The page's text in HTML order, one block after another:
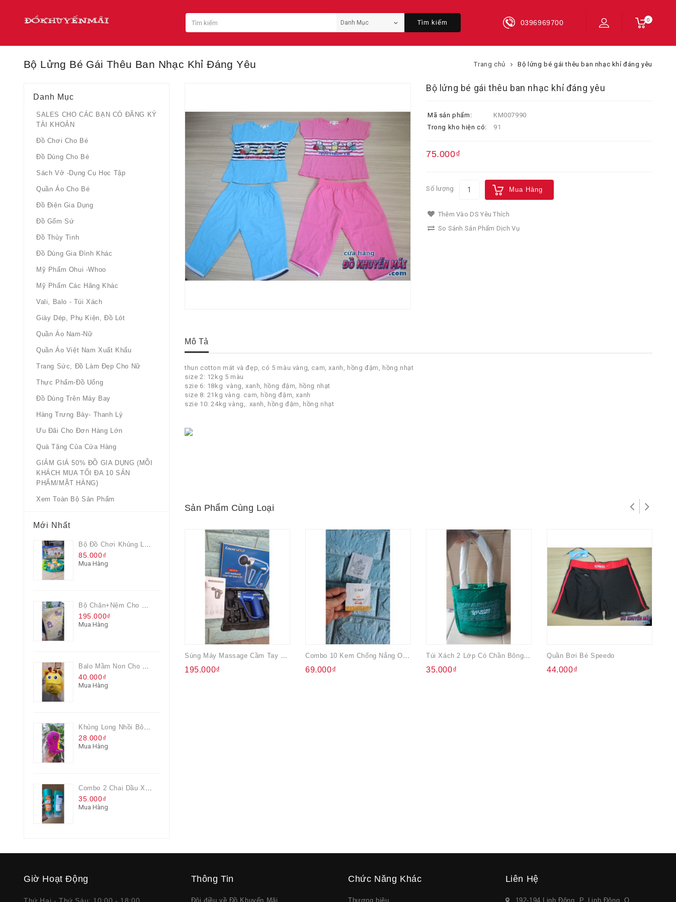
0
0396969700
Tìm kiếm
Bộ Lửng Bé Gái Thêu Ban Nhạc Khỉ Đáng Yêu Trang chủ Bộ lửng bé gái thêu ban nhạc khỉ đáng yêu
Danh Mục
SALES CHO CÁC BẠN CÓ ĐĂNG KÝ
TÀI KHOẢN
Đồ Chơi Cho Bé
Đồ Dùng Cho Bé
Sách Vở -dụng Cụ Học Tập
Quần Áo Cho Bé
Đồ Điện Gia Dụng
Đồ Gốm Sứ
Đồ Thủy Tinh
Đồ Dùng Gia Đình Khác
Mỹ Phẩm Ohui -whoo
Mỹ Phẩm Các Hãng Khác
Vali, Balo - Túi Xách
Giày Dép, Phụ Kiện, Đồ Lót
Quần Áo Nam-Nữ
Quần Áo Việt Nam Xuất Khẩu
Trang Sức, Đồ Làm Đẹp Cho Nữ
Thực Phẩm-Đồ Uống
Đồ Dùng Trên Máy Bay
Hàng Trưng Bày- Thanh Lý
Ưu Đãi Cho Đơn Hàng Lớn
Quà Tặng Của Cửa Hàng
GIẢM GIÁ 50% ĐỒ GIA DỤNG (MỖI
KHÁCH MUA TỐI ĐA 10 SẢN
PHẨM/MẶT HÀNG)
Xem Toàn Bộ Sản Phẩm
Mới Nhất
Bộ Đồ Chơi Khủng Long Đại Chiến
85.000₫
Mua Hàng
Bộ Chăn+nệm Cho Bé Everon Quà Từ Pediasure
195.000₫
Mua Hàng
Balo Mầm Non Cho Bé Grow Màu Vàng
40.000₫
Mua Hàng
Khủng Long Nhồi Bông Cho Bé Chơi Màu Tím
28.000₫
Mua Hàng
Combo 2 Chai Dầu Xả Rejoice 3IN1 Siêu Mềm Mượt Chai 60ML
35.000₫
Mua Hàng
Bộ lửng bé gái thêu ban nhạc khỉ đáng yêu
Mã sản phẩm:
KM007990
Trong kho hiện có:
91
75.000₫
Số lượng Mua Hàng
Thêm Vào DS Yêu Thích
So Sánh Sản Phẩm Dịch Vụ
Mô Tả
thun cotton mát và đẹp, có 5 màu vàng, cam, xanh, hồng đậm, hồng nhạt
size 2: 12kg 5 màu
szie 6: 18kg vàng, xanh, hồng đậm, hồng nhạt
size 8: 21kg vàng. cam, hồng đậm, xanh
szie 10: 24kg vàng,. xanh, hồng đậm, hồng nhạt
Sản Phẩm Cùng Loại
195.000₫ 69.000₫ 35.000₫
Quần Bơi Bé Speedo
44.000₫
Giờ Hoạt Động Thông Tin
Đôi điều về Đồ Khuyến Mãi
Chức Năng Khác
Thương hiệu
Liên Hệ
192-194 Linh Đông, P. Linh Đông, Q.